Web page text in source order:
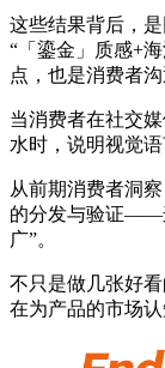
这些结果背后，
“「鎏金」质感+
点，也是消费者沟
当消费者在社交
水时，说明视觉
从前期消费者洞
的分发与验证——
广”。
不只是做几张好
在为产品的市场认